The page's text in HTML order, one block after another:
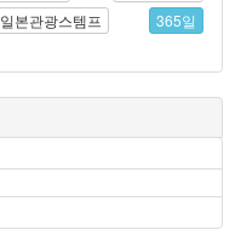
일본관광스템프
365일